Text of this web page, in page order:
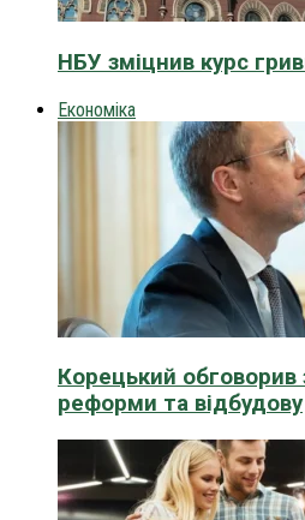
НБУ зміцнив курс
Економіка
Корецький обговорив
реформи та відбудову